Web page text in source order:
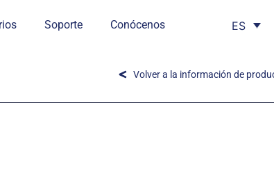
Soporte Conócenos ES
Volver a la información de